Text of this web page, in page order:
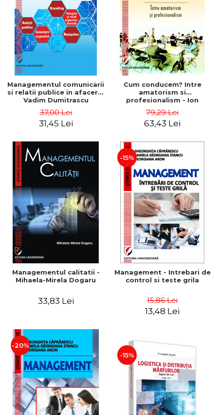
ADMINISTRATIVE
ȘTIINȚE ECONOMICE
ȘTIINȚE EXACTE
EDUCAȚIE FIZICĂ ȘI SPORT
PREUNIVERSITARIA
TIMP LIBER
ÎN CURS DE APARIȚIE
NOUTĂȚI
PACHETE DE STUDIU
PROMOȚIILE LUNII
ULTIMELE EXEMPLARE
Cum Cumpăr
Livrare
Politica de Retur
Formular de Retur
Distribuitori
Managementul comunicarii
si relatii publice in afaceri -
Vadim Dumitrascu
37,00 Lei
31,45 Lei
Cum conducem? Intre
amatorism si
profesionalism - Ion
79,29 Lei
63,43 Lei
Managementul calitatii -
Mihaela-Mirela Dogaru
33,83 Lei
-15%
Management - Intrebari de
control si teste grila
15,86 Lei
13,48 Lei
-20%
-15%